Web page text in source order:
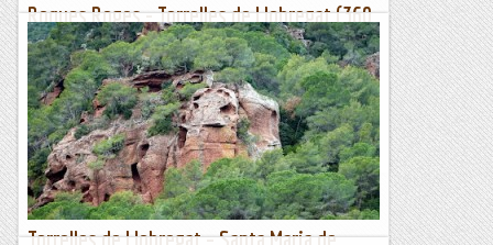
Roques Roges - Torrelles de Llobregat (360
m)
Dimecres 30 de desembre de 2020Darrera sortida de l’any
2020Hora de sortida: 2/4 de vuit del matí. Ubicació: Comarca
del Baix Llobregat. Temps aproximat: 4 h 15...
Maifemcim.cat
Torrelles de Llobregat – Santa Maria de